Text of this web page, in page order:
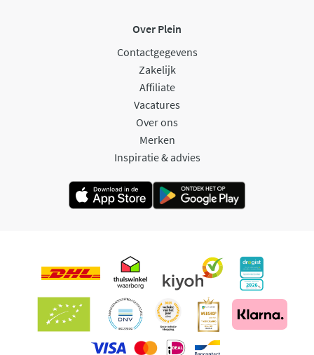
Over Plein
Contactgegevens
Zakelijk
Affiliate
Vacatures
Over ons
Merken
Inspiratie & advies